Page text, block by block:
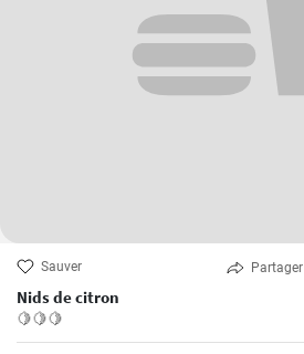
Sauver Partager
Nids de citron
🍋🍋🍋